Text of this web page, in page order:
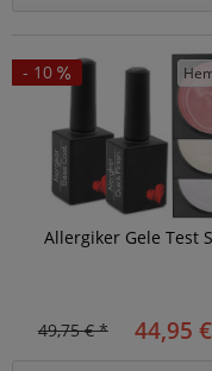
- 10
Allergiker Gele Test
49,75 € * 44,95